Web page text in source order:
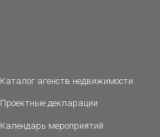
Каталог агенств недвижимости
Проектные декларации
Календарь мероприятий